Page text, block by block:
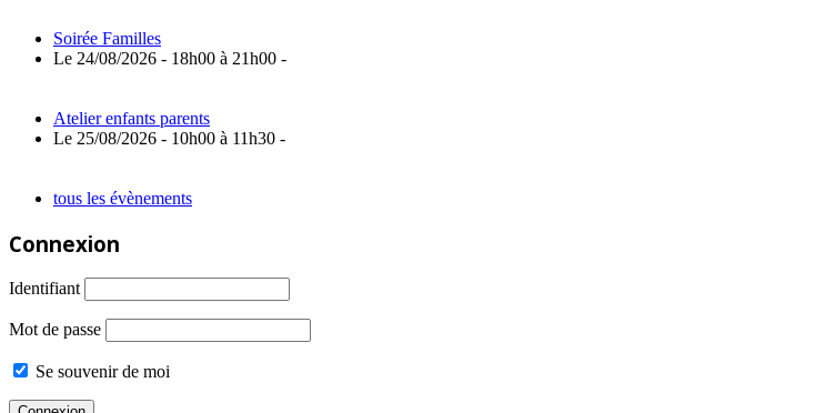
Soirée Familles
Le 24/08/2026 - 18h00 à 21h00 -
Atelier enfants parents
Le 25/08/2026 - 10h00 à 11h30 -
tous les évènements
Connexion
Identifiant
Mot de passe
Se souvenir de moi